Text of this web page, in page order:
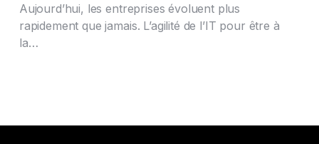
Aujourd’hui, les entreprises évoluent plus
rapidement que jamais. L’agilité de l’IT pour être à
la…